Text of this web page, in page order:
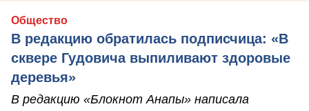
Общество
В редакцию обратилась подписчица: «В
сквере Гудовича выпиливают здоровые
деревья»
В редакцию «Блокнот Анапы» написала